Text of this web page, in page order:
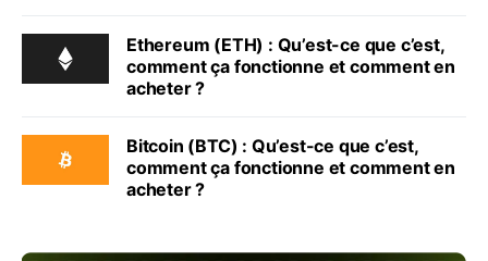
Ethereum (ETH) : Qu’est-ce que c’est,
comment ça fonctionne et comment en
acheter ?
Bitcoin (BTC) : Qu’est-ce que c’est,
comment ça fonctionne et comment en
acheter ?